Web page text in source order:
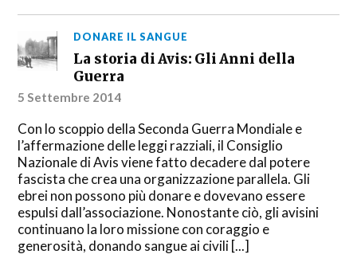
DONARE IL SANGUE
La storia di Avis: Gli Anni della
Guerra
5 Settembre 2014
Con lo scoppio della Seconda Guerra Mondiale e
l’affermazione delle leggi razziali, il Consiglio
Nazionale di Avis viene fatto decadere dal potere
fascista che crea una organizzazione parallela. Gli
ebrei non possono più donare e dovevano essere
espulsi dall’associazione. Nonostante ciò, gli avisini
continuano la loro missione con coraggio e
generosità, donando sangue ai civili [...]